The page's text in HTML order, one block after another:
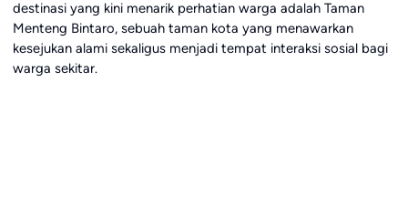
destinasi yang kini menarik perhatian warga adalah Taman
Menteng Bintaro, sebuah taman kota yang menawarkan
kesejukan alami sekaligus menjadi tempat interaksi sosial bagi
warga sekitar.